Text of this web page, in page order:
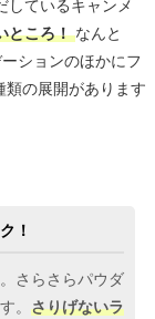
しているキャンメ
ところ！なんと
ションのほかにフ
類の展開があります
！
さらさらパウダ
。 さりげないラ